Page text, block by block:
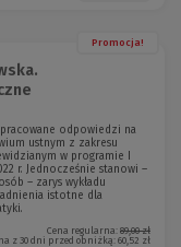
Promocja!
odpowiedzi na
ustnym z zakresu
w programie I
r. Jednocześnie stanowi –
– zarys wykładu
istotne dla
Cena regularna: 89,00 zł
z 30 dni przed obniżką: 60,52 zł